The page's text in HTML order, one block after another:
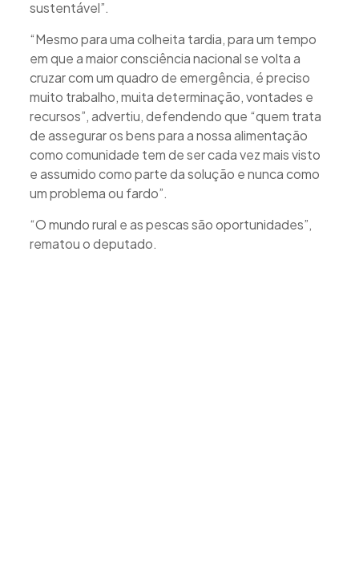
sustentável”.
“Mesmo para uma colheita tardia, para um tempo
em que a maior consciência nacional se volta a
cruzar com um quadro de emergência, é preciso
muito trabalho, muita determinação, vontades e
recursos”, advertiu, defendendo que “quem trata
de assegurar os bens para a nossa alimentação
como comunidade tem de ser cada vez mais visto
e assumido como parte da solução e nunca como
um problema ou fardo”.
“O mundo rural e as pescas são oportunidades”,
rematou o deputado.